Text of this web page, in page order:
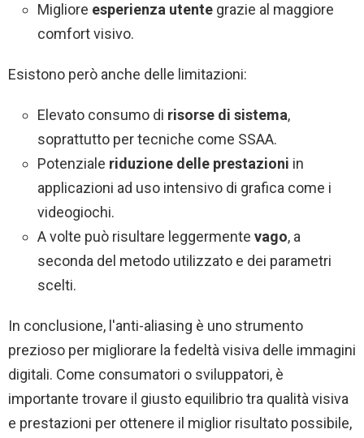
Migliore esperienza utente grazie al maggiore
comfort visivo.
Esistono però anche delle limitazioni:
Elevato consumo di risorse di sistema,
soprattutto per tecniche come SSAA.
Potenziale riduzione delle prestazioni in
applicazioni ad uso intensivo di grafica come i
videogiochi.
A volte può risultare leggermente vago, a
seconda del metodo utilizzato e dei parametri
scelti.
In conclusione, l'anti-aliasing è uno strumento
prezioso per migliorare la fedeltà visiva delle immagini
digitali. Come consumatori o sviluppatori, è
importante trovare il giusto equilibrio tra qualità visiva
e prestazioni per ottenere il miglior risultato possibile,